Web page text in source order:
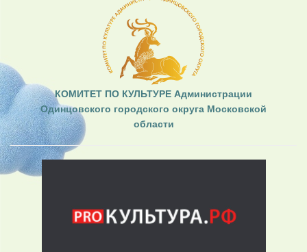
КОМИТЕТ ПО КУЛЬТУРЕ Администрации
Одинцовского городского округа Московской
области